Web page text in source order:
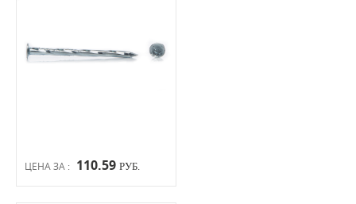
ЦЕНА ЗА : 110.59 РУБ.